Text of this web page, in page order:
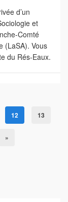
d’un
et
Comté
(LaSA). Vous
du Rés-Eaux.
12 13
»